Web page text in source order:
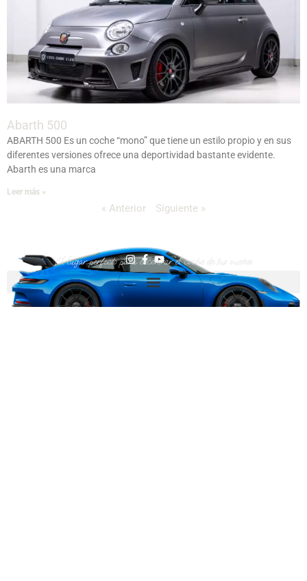
Abarth 500
ABARTH 500 Es un coche “mono” que tiene un estilo propio y en sus
diferentes versiones ofrece una deportividad bastante evidente.
Abarth es una marca
Leer más »
« Anterior Siguiente »
I
n
s
t
a
F
a
c
e
b
Y
o
u
t
u
b
El lugar perfecto para encontrar el coche de tus sueños